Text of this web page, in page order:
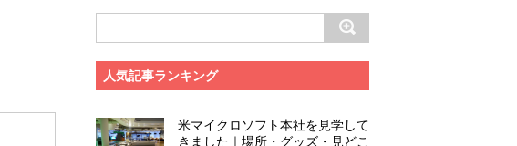
人気記事ランキング
米マイクロソフト本社を見学して
きました｜場所・グッズ・見どこ